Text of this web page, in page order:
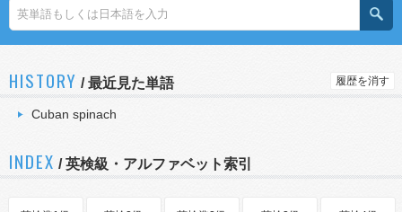
HISTORY /最近見た単語 履歴を消す
Cuban spinach
INDEX / 英検級・アルファベット索引